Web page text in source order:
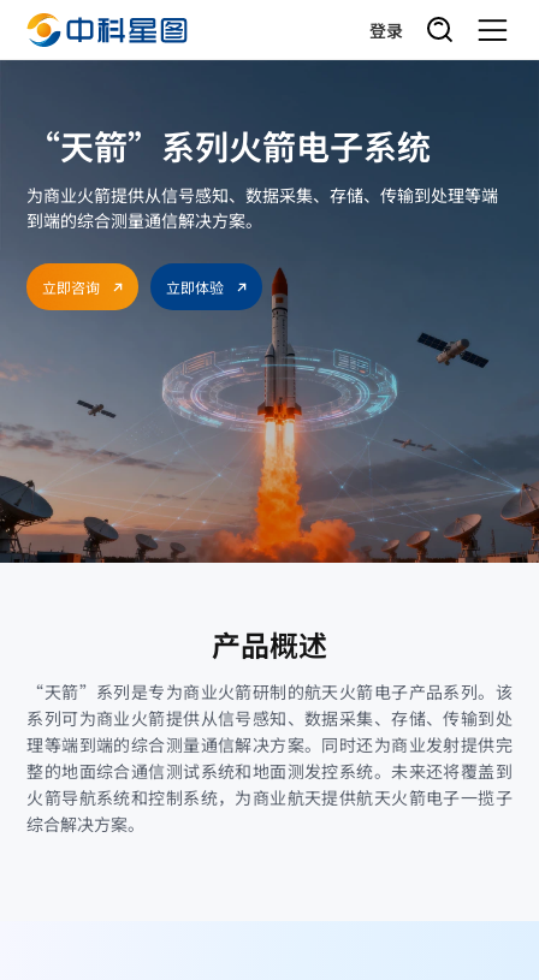
登录
“天箭”系列火箭电子系统
为商业火箭提供从信号感知、数据采集、存储、传输到处理等端
到端的综合测量通信解决方案。
立即咨询 立即体验
产品概述
“天箭”系列是专为商业火箭研制的航天火箭电子产品系列。该
系列可为商业火箭提供从信号感知、数据采集、存储、传输到处
理等端到端的综合测量通信解决方案。同时还为商业发射提供完
整的地面综合通信测试系统和地面测发控系统。未来还将覆盖到
火箭导航系统和控制系统，为商业航天提供航天火箭电子一揽子
综合解决方案。